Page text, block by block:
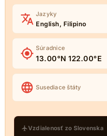
Jazyky
English, Filipino
Súradnice
13.00°N 122.00°E
Susediace štáty
Vzdialenosť zo Slovenska